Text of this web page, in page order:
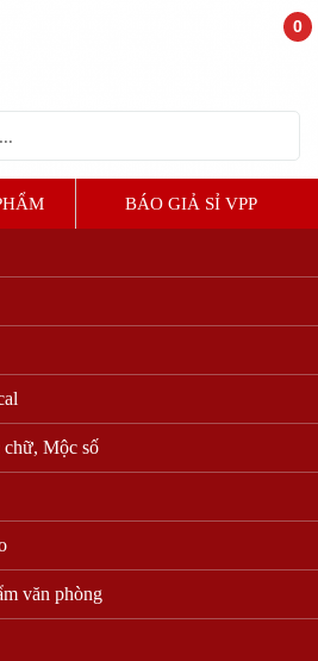
BÁO GIẢ SỈ VPP
chữ, Mộc số
văn phòng
RUBBAN, FILM FAX
MỰC IN HP 13 A -CHO
0